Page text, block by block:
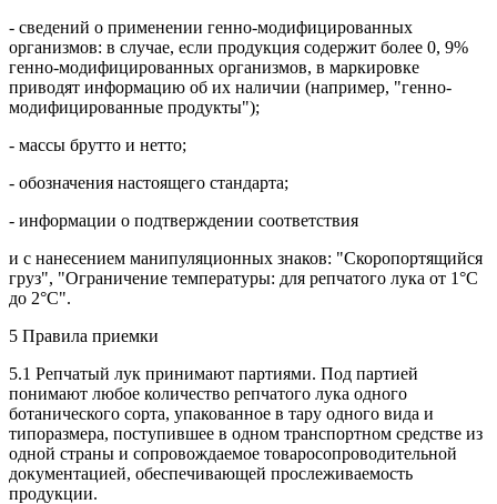
- сведений о применении генно-модифицированных
организмов: в случае, если продукция содержит более 0, 9%
генно-модифицированных организмов, в маркировке
приводят информацию об их наличии (например, "генно-
модифицированные продукты");
- массы брутто и нетто;
- обозначения настоящего стандарта;
- информации о подтверждении соответствия
и с нанесением манипуляционных знаков: "Скоропортящийся
груз", "Ограничение температуры: для репчатого лука от 1°С
до 2°С".
5 Правила приемки
5.1 Репчатый лук принимают партиями. Под партией
понимают любое количество репчатого лука одного
ботанического сорта, упакованное в тару одного вида и
типоразмера, поступившее в одном транспортном средстве из
одной страны и сопровождаемое товаросопроводительной
документацией, обеспечивающей прослеживаемость
продукции.